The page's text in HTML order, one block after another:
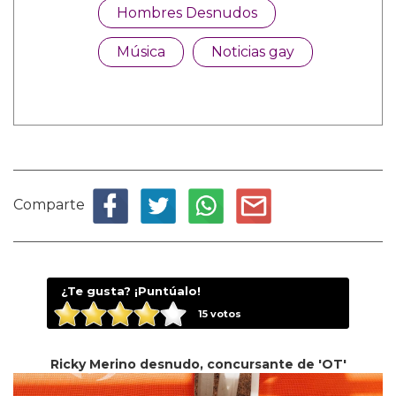
Hombres Desnudos
Música Noticias gay
Comparte
¿Te gusta? ¡Puntúalo!
15votos
Ricky Merino desnudo, concursante de 'OT'